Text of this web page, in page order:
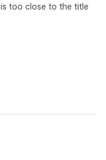
too close to the title